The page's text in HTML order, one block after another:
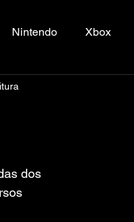
Nintendo Xbox
dos